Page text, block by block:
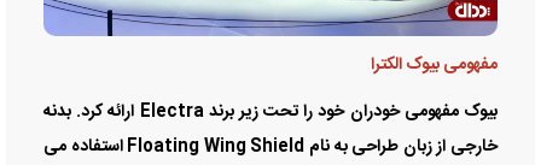
مفهومی بیوک الکترا
بیوک مفهومی خودران خود را تحت زیر برند Electra ارائه کرد. بدنه
خارجی از زبان طراحی به نام Floating Wing Shield استفاده می